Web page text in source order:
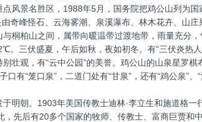
风景名胜区，1988年5月，国务院把鸡公山列为
奇峰怪石、云海雾潮、泉溪瀑布、林木花卉、山庄
桐柏山之间，属带向暖温带过渡地带，雨量充分
。三伏盛夏，午后如秋，夜如初冬。有“三伏炎热
壮观，有“云中公园”的美誉。鸡公山的山泉星罗棋
口有“笼口泉”，二道门处有“甘泉”，还有“鸡公泉
明朝。1903年美国传教士迪林·李立生和施道格
，先后有20多个国家的牧师、传教士、富商巨贾